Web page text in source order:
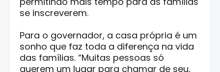
se inscreverem.
Para o governador, a casa própria é um
sonho que faz toda a diferença na vida
das famílias. “Muitas pessoas só
querem um lugar para chamar de seu,